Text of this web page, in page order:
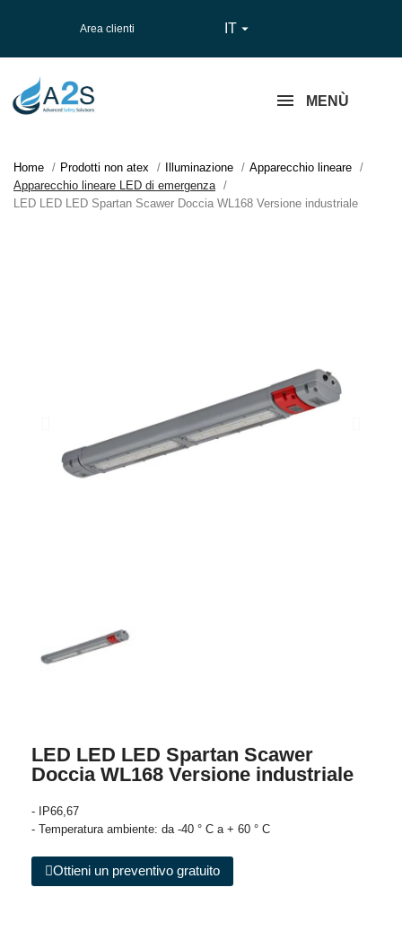
Area clienti IT 
MENÙ
Home Prodotti non atex Illuminazione
Apparecchio lineare
Apparecchio lineare LED di emergenza
LED LED LED Spartan Scawer Doccia WL168 Versione industriale
LED LED LED Spartan Scawer
Doccia WL168 Versione industriale
- IP66,67
- Temperatura ambiente: da -40 ° C a + 60 ° C
Ottieni un preventivo gratuito